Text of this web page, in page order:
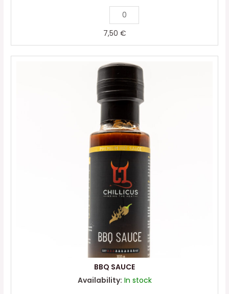
7,50 €
BBQ SAUCE
Availability: In stock